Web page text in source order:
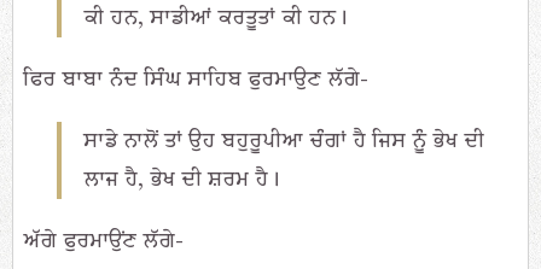
ਕੀ ਹਨ, ਸਾਡੀਆਂ ਕਰਤੂਤਾਂ ਕੀ ਹਨ।
ਫਿਰ ਬਾਬਾ ਨੰਦ ਸਿੰਘ ਸਾਹਿਬ ਫੁਰਮਾਉਣ ਲੱਗੇ-
ਸਾਡੇ ਨਾਲੋਂ ਤਾਂ ਉਹ ਬਹੁਰੂਪੀਆ ਚੰਗਾਂ ਹੈ ਜਿਸ ਨੂੰ ਭੇਖ ਦੀ
ਲਾਜ ਹੈ, ਭੇਖ ਦੀ ਸ਼ਰਮ ਹੈ।
ਅੱਗੇ ਫੁਰਮਾਉਂਣ ਲੱਗੇ-